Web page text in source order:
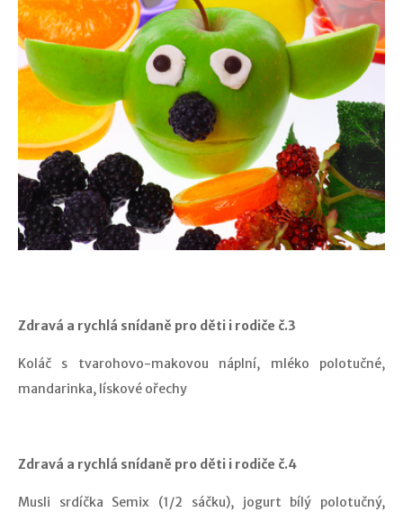
Zdravá a rychlá snídaně pro děti i rodiče č.3
Koláč s tvarohovo-makovou náplní, mléko polotučné,
mandarinka, lískové ořechy
Zdravá a rychlá snídaně pro děti i rodiče č.4
Musli srdíčka Semix (1/2 sáčku), jogurt bílý polotučný,